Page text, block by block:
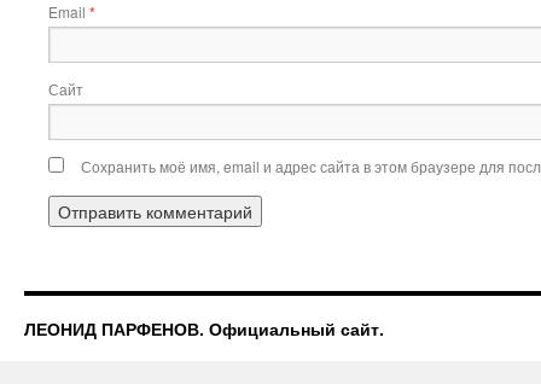
Email *
Сайт
Сохранить моё имя, email и адрес сайта в этом браузере для
ЛЕОНИД ПАРФЕНОВ. Официальный сайт.